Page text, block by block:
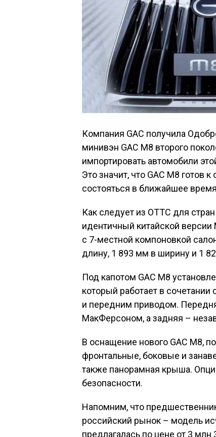
Компания GAC получила
минивэн GAC M8 второго
импортировать автомобили
Это значит, что GAC M8 готов
состояться в ближайшее
Как следует из ОТТС для
идентичный китайской
с 7-местной компоновкой
длину, 1 893 мм в ширину и 1
Под капотом GAC M8
который работает в
и передним приводом.
МакФерсоном, а задняя –
В оснащение нового GAC M8,
фронтальные, боковые и
также панорамная крыша.
безопасности.
Напомним, что
российский рынок – модель
предлагалась по цене от 3